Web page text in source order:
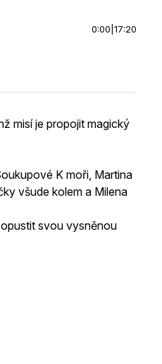
0:00 17:20
misí je propojit magický
K moři, Martina
všude kolem a Milena
svou vysněnou